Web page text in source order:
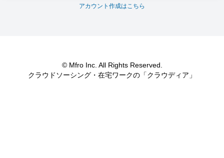
アカウント作成はこちら
© Mfro Inc. All Rights Reserved.
クラウドソーシング・在宅ワークの「クラウディア」